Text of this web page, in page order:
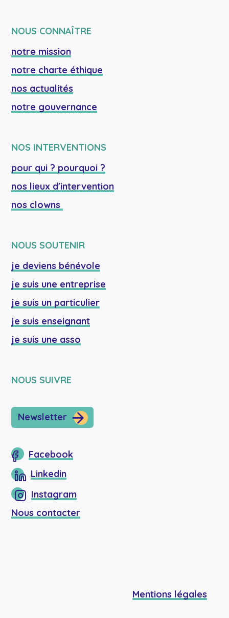
NOUS CONNAÎTRE
notre mission
notre charte éthique
nos actualités
notre gouvernance
NOS INTERVENTIONS
pour qui ? pourquoi ?
nos lieux d'intervention
nos clowns
NOUS SOUTENIR
je deviens bénévole
je suis une entreprise
je suis un particulier
je suis enseignant
je suis une asso
NOUS SUIVRE
Newsletter
Facebook
Linkedin
Instagram
Nous contacter
Mentions légales